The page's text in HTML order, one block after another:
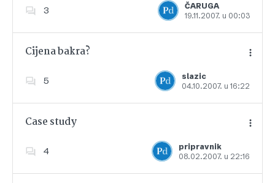
3
ČARUGA
19.11.2007. u 00:03
Dodajte u favorite
Cijena bakra?
5
slazic
04.10.2007. u 16:22
Dodajte u favorite
Case study
4
pripravnik
08.02.2007. u 22:16
Dodajte u favorite